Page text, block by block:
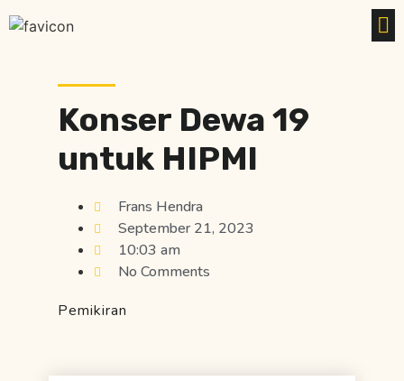
Konser Dewa 19
untuk HIPMI
Frans Hendra
September 21, 2023
10:03 am
No Comments
Pemikiran